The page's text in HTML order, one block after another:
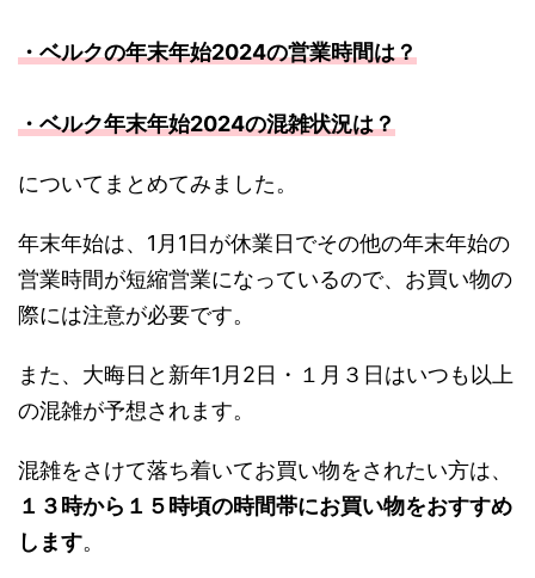
・ベルクの年末年始2024の営業時間は？
・ベルク年末年始2024の混雑状況は？
についてまとめてみました。
年末年始は、1月1日が休業日でその他の年末年始の
営業時間が短縮営業になっているので、お買い物の
際には注意が必要です。
また、大晦日と新年1月2日・１月３日はいつも以上
の混雑が予想されます。
混雑をさけて落ち着いてお買い物をされたい方は、
１３時から１５時頃の時間帯にお買い物をおすすめ
します。